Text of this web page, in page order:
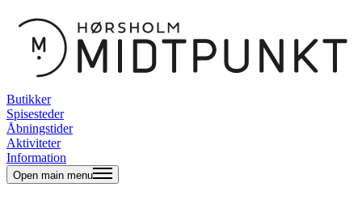
Butikker
Spisesteder
Åbningstider
Aktiviteter
Information
Open main menu